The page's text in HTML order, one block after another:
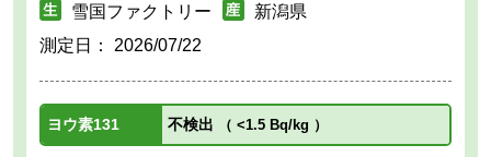
雪国ファクトリー
新潟県
測定日： 2026/07/22
ヨウ素131 不検出 （ <1.5 Bq/kg ）